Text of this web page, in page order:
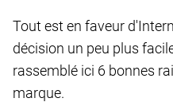
Tout est en faveur
décision un peu plus
rassemblé ici 6 bonnes
marque.